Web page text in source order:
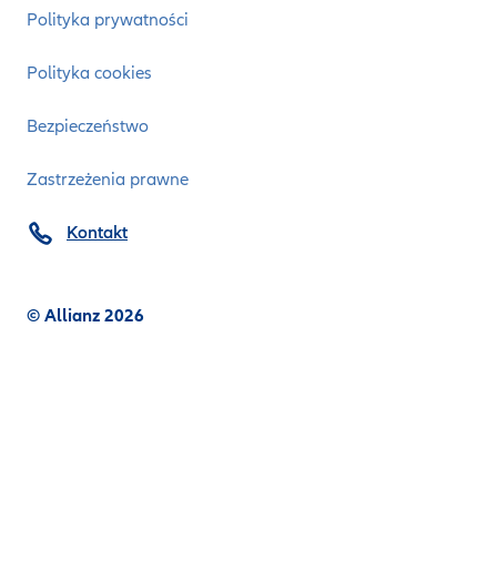
Polityka prywatności
Polityka cookies
Bezpieczeństwo
Zastrzeżenia prawne
© Allianz 2026
Kontakt